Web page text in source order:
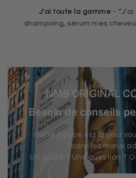
J'ai toute la gamme -
shampoing, sérum mes
NMB ORIGINAL
Besoin de conseils
Notre équipe est là pour
soins les mieux
Un doute ? Une question ?